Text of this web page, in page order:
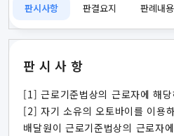
판시사항 판결요지 판례내용
판시사항
[1] 근로기준법상의 근로자에 해
[2] 자기 소유의 오토바이를 이용
배달원이 근로기준법상의 근로자